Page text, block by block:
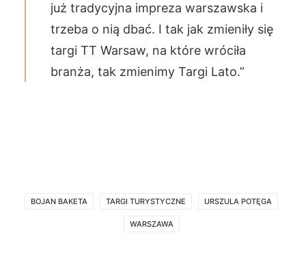
już tradycyjna impreza warszawska i
trzeba o nią dbać. I tak jak zmieniły się
targi TT Warsaw, na które wróciła
branża, tak zmienimy Targi Lato.”
BOJAN BAKETA TARGI TURYSTYCZNE URSZULA POTĘGA
WARSZAWA